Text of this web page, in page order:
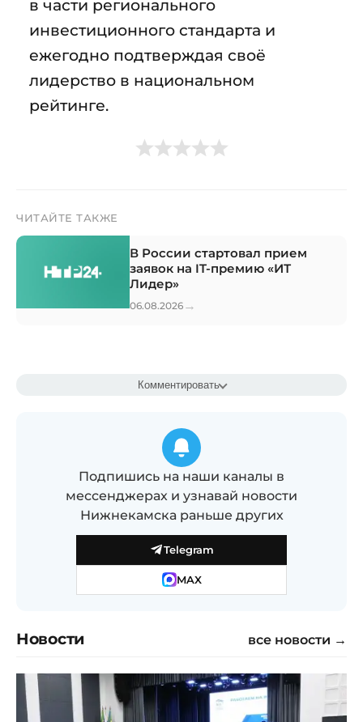
в части регионального
инвестиционного стандарта и
ежегодно подтверждая своё
лидерство в национальном
рейтинге.
ЧИТАЙТЕ ТАКЖЕ
В России стартовал прием
заявок на IT-премию «ИТ
Лидер»
06.08.2026 →
Комментировать
Подпишись на наши каналы в
мессенджерах и узнавай новости
Нижнекамска раньше других
Telegram
MAX
Новости все новости →